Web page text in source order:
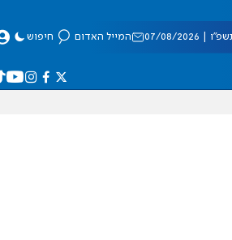
08/2026 המייל האדום חיפוש